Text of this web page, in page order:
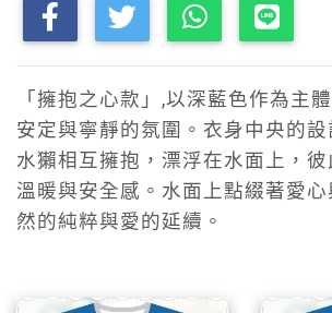
「擁抱之心款」,以深藍色作為主
安定與寧靜的氛圍。衣身中央的
水獺相互擁抱，漂浮在水面上，
溫暖與安全感。水面上點綴著愛心
然的純粹與愛的延續。